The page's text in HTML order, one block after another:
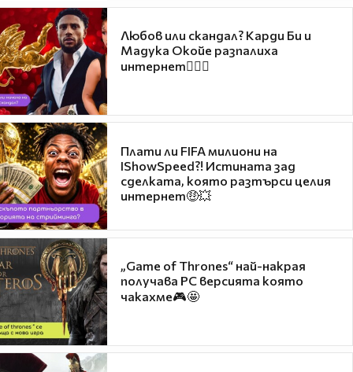
Любов или скандал? Карди Би и
Мадука Окойе разпалиха
интернет❤️‍🔥🔥
Плати ли FIFA милиони на
IShowSpeed?! Истината зад
сделката, която разтърси целия
интернет🤑💥
„Game of Thrones“ най-накрая
получава PC версията която
чакахме🎮🤩